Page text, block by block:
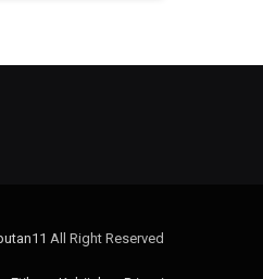
All Right Reserved